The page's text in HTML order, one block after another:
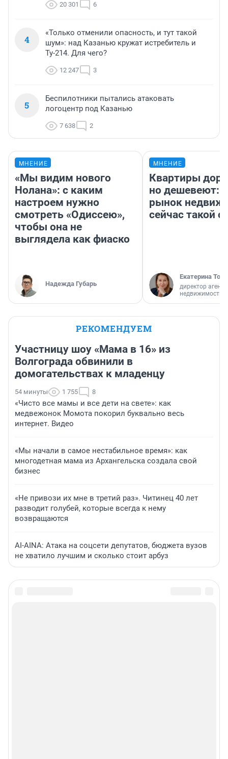
20 301 6
4
«Только отменили опасность, и тут такой
шум»: над Казанью кружат истребитель и
Ту-214. Для чего?
12 247 3
5
Беспилотники пытались атаковать
логоцентр под Казанью
7 638 2
МНЕНИЕ
«Мы видим нового
Нолана»: с каким
настроем нужно
смотреть «Одиссею»,
чтобы она не
выглядела как фиаско
Надежда Губарь
МНЕНИЕ
Квартиры
но дешевеют:
рынок
сейчас такой
Екатерина
директор
недвижимости
РЕКОМЕНДУЕМ
Участницу шоу «Мама в 16» из
Волгограда обвинили в
домогательствах к младенцу
54 минуты 1 755 8
«Чисто все мамы и все дети на свете»: как
медвежонок Момота покорил буквально весь
интернет. Видео
«Мы начали в самое нестабильное время»: как
многодетная мама из Архангельска создала свой
бизнес
«Не привози их мне в третий раз». Читинец 40 лет
разводит голубей, которые всегда к нему
возвращаются
AI-AINA: Атака на соцсети депутатов, бюджета вузов
не хватило лучшим и сколько стоит арбуз